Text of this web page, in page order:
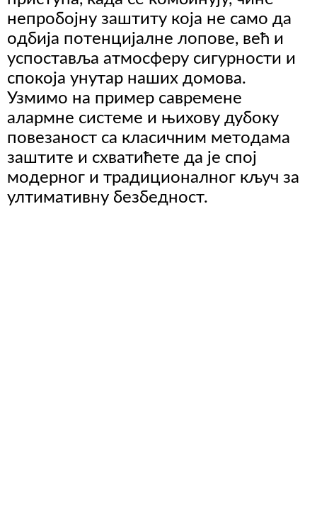
непробојну заштиту која не само да
одбија потенцијалне лопове, већ и
успоставља атмосферу сигурности и
спокоја унутар наших домова.
Узмимо на пример савремене
алармне системе и њихову дубоку
повезаност са класичним методама
заштите и схватићете да је спој
модерног и традиционалног кључ за
ултимативну безбедност.